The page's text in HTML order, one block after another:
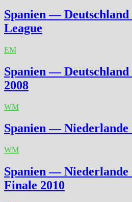
Spanien — Deutschland
League
EM
Spanien —
2008
WM
Spanien — Niederlande
WM
Spanien — Niederlande
Finale 2010